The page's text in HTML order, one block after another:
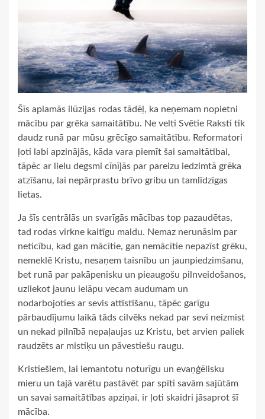
Šīs aplamās ilūzijas rodas tādēļ, ka neņemam nopietni
mācību par grēka samaitātību. Ne velti Svētie Raksti tik
daudz runā par mūsu grēcīgo samaitātību. Reformatori
ļoti labi apzinājās, kāda vara piemīt šai samaitātībai,
tāpēc ar lielu degsmi cīnījās par pareizu iedzimtā grēka
atzīšanu, lai nepārprastu brīvo gribu un tamlīdzīgas
lietas.
Ja šīs centrālās un svarīgās mācības top pazaudētas,
tad rodas virkne kaitīgu maldu. Nemaz nerunāsim par
neticību, kad gan mācītie, gan nemācītie nepazīst grēku,
nemeklē Kristu, nesaņem taisnību un jaunpiedzimšanu,
bet runā par pakāpenisku un pieaugošu pilnveidošanos,
uzliekot jaunu ielāpu vecam audumam un
nodarbojoties ar sevis attīstīšanu, tāpēc garīgu
pārbaudījumu laikā tāds cilvēks nekad par sevi neizmist
un nekad pilnībā nepaļaujas uz Kristu, bet arvien paliek
raudzēts ar mistiķu un pāvestiešu raugu.
Kristiešiem, lai iemantotu noturīgu un evaņģēlisku
mieru un tajā varētu pastāvēt par spīti savām sajūtām
un savai samaitātības apziņai, ir ļoti skaidri jāsaprot šī
mācība.